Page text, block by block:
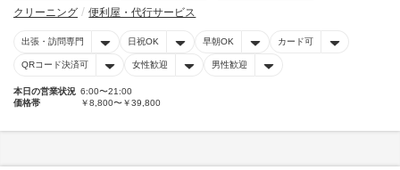
クリーニング
便利屋・代行サービス
出張・訪問専門 日祝OK 早朝OK カード可
QRコード決済可 女性歓迎 男性歓迎
本日の営業状況 6:00〜21:00
価格帯
￥8,800〜￥39,800